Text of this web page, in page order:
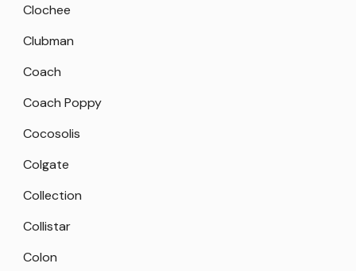
Clochee
Clubman
Coach
Coach Poppy
Cocosolis
Colgate
Collection
Collistar
Colon